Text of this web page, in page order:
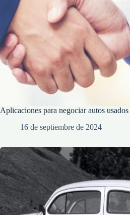
Aplicaciones para negociar autos usados
16 de septiembre de 2024